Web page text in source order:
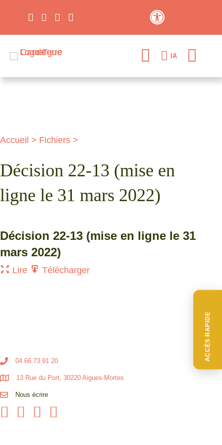
ACCÈS RAPIDE
IA
Accueil > Fichiers >
Décision 22-13 (mise en
ligne le 31 mars 2022)
Décision 22-13 (mise en ligne le 31
mars 2022)
Lire Télécharger
04 66 73 91 20
13 Rue du Port, 30220 Aigues-Mortes
Nous écrire